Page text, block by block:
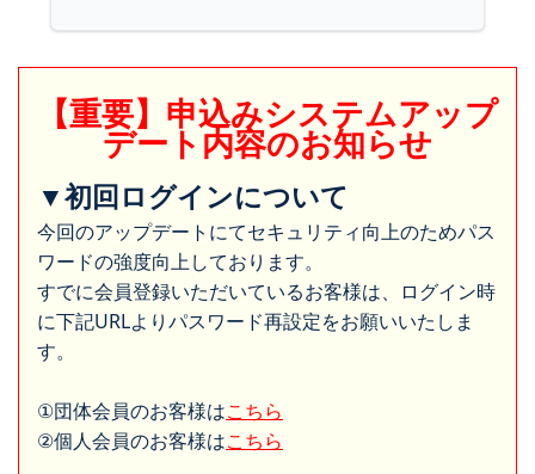
【重要】申込みシステムアップ
デート内容のお知らせ
▼初回ログインについて
今回のアップデートにてセキュリティ向上のためパス
ワードの強度向上しております。
すでに会員登録いただいているお客様は、ログイン時
に下記URLよりパスワード再設定をお願いいたしま
す。
①団体会員のお客様はこちら
②個人会員のお客様はこちら